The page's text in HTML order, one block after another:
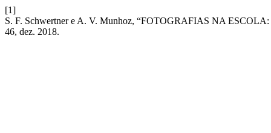
[1]
S. F. Schwertner e A. V. Munhoz, “FOTOGRAFIAS NA
46, dez. 2018.